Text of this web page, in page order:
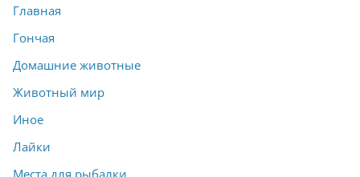
Главная
Гончая
Домашние животные
Животный мир
Иное
Лайки
Места для рыбалки